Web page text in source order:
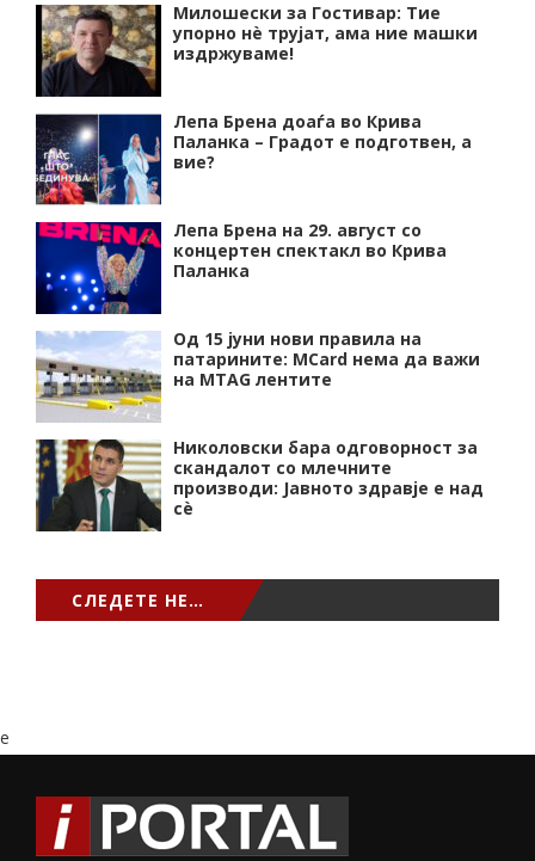
Милошески за Гостивар: Тие
упорно нѐ трујат, ама ние машки
издржуваме!
Лепа Брена доаѓа во Крива
Паланка – Градот е подготвен, а
вие?
Лепа Брена на 29. август со
концертен спектакл во Крива
Паланка
Од 15 јуни нови правила на
патарините: MCard нема да важи
на MTAG лентите
Николовски бара одговорност за
скандалот со млечните
производи: Јавното здравје е над
сѐ
СЛЕДЕТЕ НЕ…
e